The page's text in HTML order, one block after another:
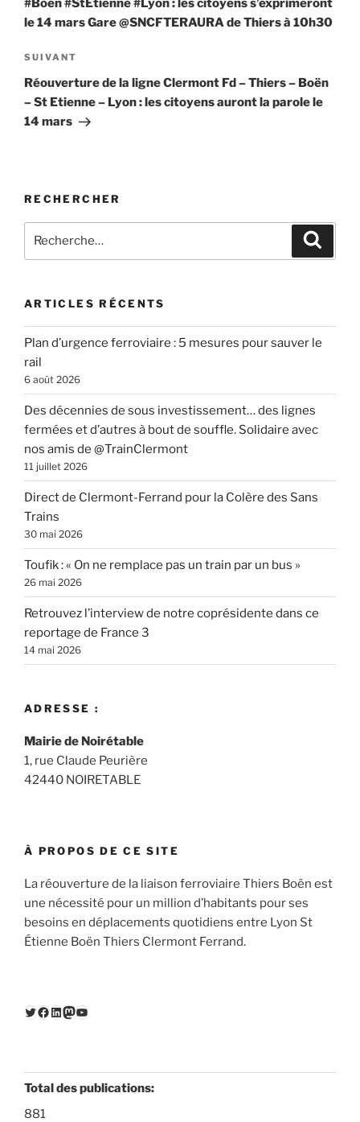
#Boën #StEtienne #Lyon : les citoyens s’exprimeront
le 14 mars Gare @SNCFTERAURA de Thiers à 10h30
Article
suivant
SUIVANT
Réouverture de la ligne Clermont Fd – Thiers – Boën
– St Etienne – Lyon : les citoyens auront la parole le
14 mars
RECHERCHER
pour
ARTICLES RÉCENTS
Plan d’urgence ferroviaire : 5 mesures pour sauver le
rail
6 août 2026
Des décennies de sous investissement… des lignes
fermées et d’autres à bout de souffle. Solidaire avec
nos amis de @TrainClermont
11 juillet 2026
Direct de Clermont-Ferrand pour la Colère des Sans
Trains
30 mai 2026
Toufik : « On ne remplace pas un train par un bus »
26 mai 2026
Retrouvez l’interview de notre coprésidente dans ce
reportage de France 3
14 mai 2026
ADRESSE :
Mairie de Noirétable
1, rue Claude Peurière
42440 NOIRETABLE
À PROPOS DE CE SITE
La réouverture de la liaison ferroviaire Thiers Boën est
une nécessité pour un million d’habitants pour ses
besoins en déplacements quotidiens entre Lyon St
Étienne Boën Thiers Clermont Ferrand.
Twitter
Facebook
LinkedIn
Mastodon
YouTube
Total des publications:
881